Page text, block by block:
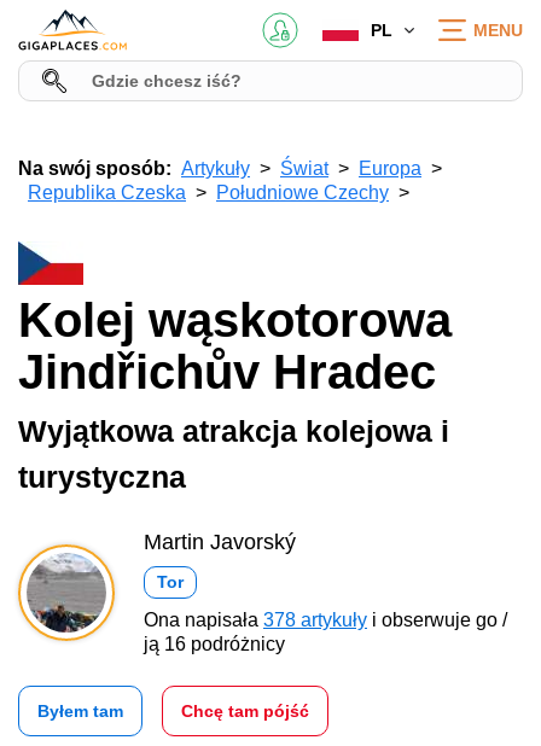
PL MENU
Na swój sposób: Artykuły Świat
Europa
Republika Czeska
Południowe Czechy
Kolej wąskotorowa
Jindřichův Hradec
Wyjątkowa atrakcja kolejowa i
turystyczna
Martin Javorský
Tor
Ona napisała 378 artykuły i obserwuje go /
ją 16 podróżnicy
Byłem tam Chcę tam pójść